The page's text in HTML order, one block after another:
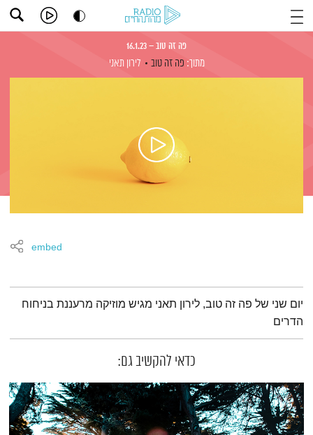
פה זה טוב – 16.1.23
מתוך: פה זה טוב לירון תאני
embed
תמצית הפודקאסט
יום שני של פה זה טוב, לירון תאני מגיש מוזיקה מרעננת בניחוח
הדרים
כדאי להקשיב גם: